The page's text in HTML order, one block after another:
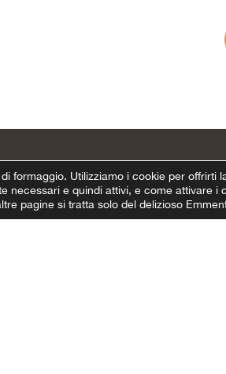
formaggio. Utilizziamo i cookie per offrirti
necessari e quindi attivi, e come attivare
pagine si tratta solo del delizioso